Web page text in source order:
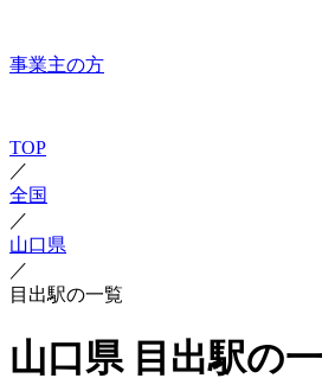
事業主の方
TOP
／
全国
／
山口県
／
目出駅の一覧
山口県 目出駅の